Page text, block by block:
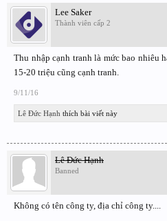
Lee Saker
Thành viên cấp 2
Thu nhập cạnh tranh là mức bao nhiêu
15-20 triệu cũng cạnh tranh.
9/11/16
Lê Đức Hạnh thích bài viết này
Lê Đức Hạnh
Banned
Không có tên công ty, địa chỉ công ty....